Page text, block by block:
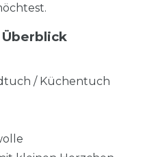
/ Küchentuch